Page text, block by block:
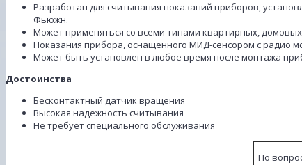
Разработан для считывания показаний приборов,
Фьюжн.
Может применяться со всеми типами квартирных,
Показания прибора, оснащенного МИД-сенсором с радио
Может быть установлен в любое время после монтажа
Достоинства
Бесконтактный датчик вращения
Высокая надежность считывания
Не требует специального обслуживания
По